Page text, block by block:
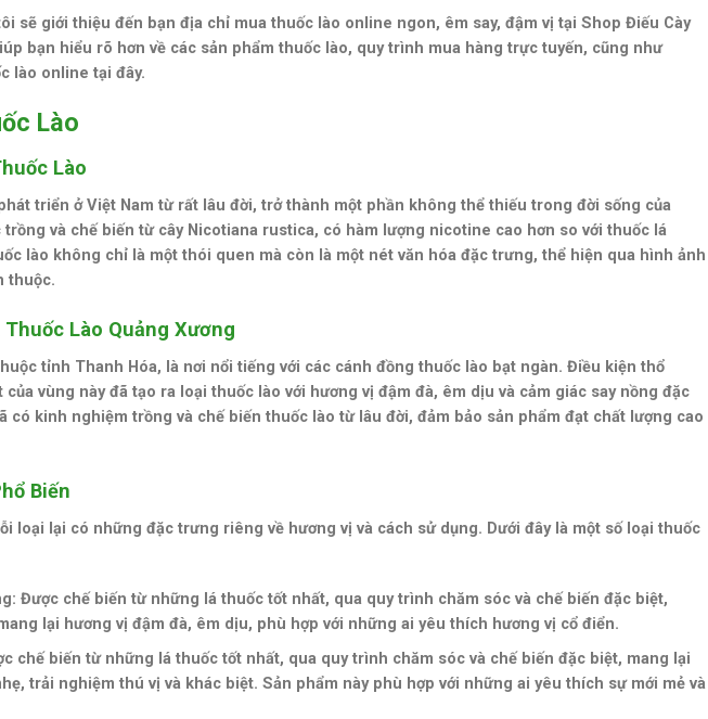
sẽ giới thiệu đến bạn địa chỉ mua thuốc lào online ngon, êm say, đậm vị tại Shop Điếu Cày
bạn hiểu rõ hơn về các sản phẩm thuốc lào, quy trình mua hàng trực tuyến, cũng như
lào online tại đây.
Lào
Lào
triển ở Việt Nam từ rất lâu đời, trở thành một phần không thể thiếu trong đời sống của
và chế biến từ cây Nicotiana rustica, có hàm lượng nicotine cao hơn so với thuốc lá
lào không chỉ là một thói quen mà còn là một nét văn hóa đặc trưng, thể hiện qua hình ảnh
thuộc.
Lào Quảng Xương
tỉnh Thanh Hóa, là nơi nổi tiếng với các cánh đồng thuốc lào bạt ngàn. Điều kiện thổ
vùng này đã tạo ra loại thuốc lào với hương vị đậm đà, êm dịu và cảm giác say nồng đặc
có kinh nghiệm trồng và chế biến thuốc lào từ lâu đời, đảm bảo sản phẩm đạt chất lượng cao
Biến
loại lại có những đặc trưng riêng về hương vị và cách sử dụng. Dưới đây là một số loại thuốc
: Được chế biến từ những lá thuốc tốt nhất, qua quy trình chăm sóc và chế biến đặc biệt,
lại hương vị đậm đà, êm dịu, phù hợp với những ai yêu thích hương vị cổ điển.
chế biến từ những lá thuốc tốt nhất, qua quy trình chăm sóc và chế biến đặc biệt, mang lại
trải nghiệm thú vị và khác biệt. Sản phẩm này phù hợp với những ai yêu thích sự mới mẻ và